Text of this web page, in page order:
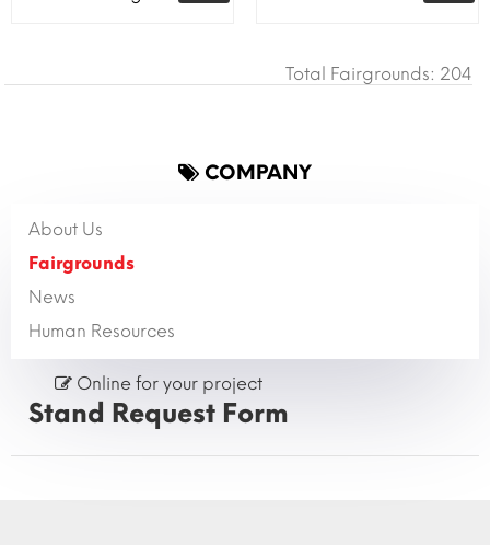
Total Fairgrounds: 204
COMPANY
About Us
Fairgrounds
News
Human Resources
Online for your project
Stand Request Form